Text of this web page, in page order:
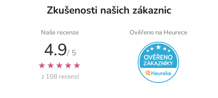
Zkušenosti našich zákaznic
Naše recenze
4.9/ 5
★★★★★
z 108 recenzí
Ověřeno na Heurece